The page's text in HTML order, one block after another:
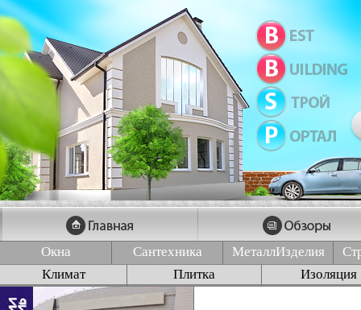
Окна Сантехника МеталлИзделия
Климат
Плитка Изоляция